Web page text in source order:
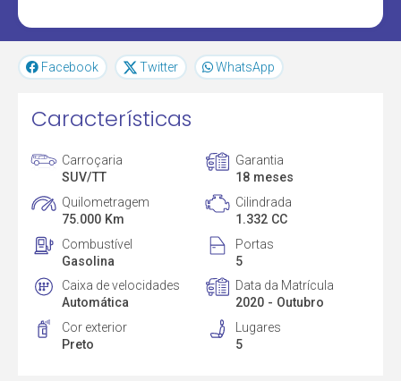
Facebook Twitter WhatsApp
Características
Carroçaria
SUV/TT
Garantia
18 meses
Quilometragem
75.000 Km
Cilindrada
1.332 CC
Combustível
Gasolina
Portas
5
Caixa de velocidades
Automática
Data da Matrícula
2020 - Outubro
Cor exterior
Preto
Lugares
5